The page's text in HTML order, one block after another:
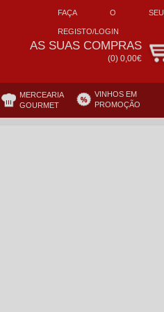
FAÇA O SEU
REGISTO/LOGIN
AS SUAS COMPRAS
(0) 0,00€
MERCEARIA
GOURMET
VINHOS EM
PROMOÇÃO